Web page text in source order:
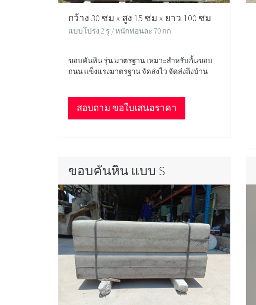
กว้าง 30 ซม x สูง 15 ซม x ยาว 100 ซม
แบบโปร่ง 2 รู / หนักท่อนละ 70 กก
ขอบคันหิน รุ่น มาตรฐาน เหมาะสำหรับกั้นขอบ
ถนน แข็งแรงมาตรฐาน จัดส่งไว จัดส่งถึงบ้าน
สอบถาม ขอใบเสนอราคา
ขอบคันหิน แบบ S